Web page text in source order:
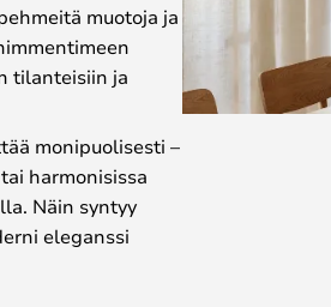
muotoja ja
tilanteisiin ja
monipuolisesti –
harmonisissa
Näin syntyy
eleganssi